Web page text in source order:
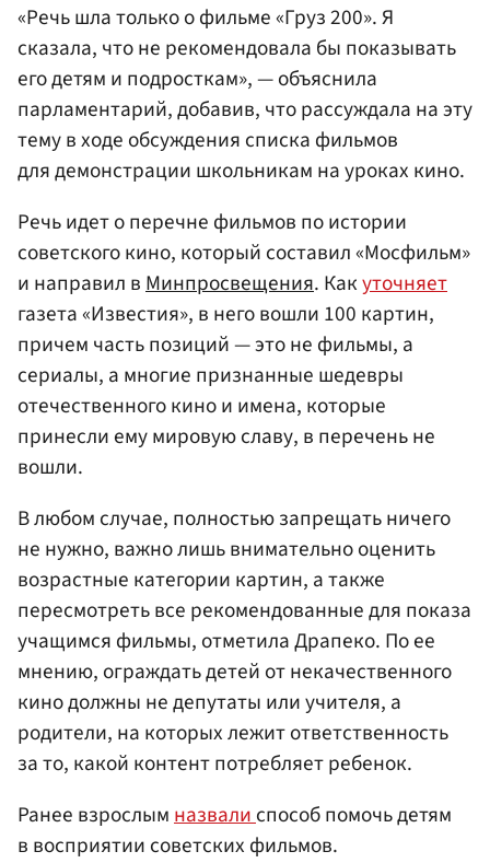
«Речь шла только о фильме «Груз 200». Я
сказала, что не рекомендовала бы показывать
его детям и подросткам», — объяснила
парламентарий, добавив, что рассуждала на эту
тему в ходе обсуждения списка фильмов
для демонстрации школьникам на уроках кино.
Речь идет о перечне фильмов по истории
советского кино, который составил «Мосфильм»
и направил вМинпросвещения. Какуточняет
газета «Известия», в него вошли 100 картин,
причем часть позиций — это не фильмы, а
сериалы, а многие признанные шедевры
отечественного кино и имена, которые
принесли ему мировую славу, в перечень не
вошли.
В любом случае, полностью запрещать ничего
не нужно, важно лишь внимательно оценить
возрастные категории картин, а также
пересмотреть все рекомендованные для показа
учащимся фильмы, отметила Драпеко. По ее
мнению, ограждать детей от некачественного
кино должны не депутаты или учителя, а
родители, на которых лежит ответственность
за то, какой контент потребляет ребенок.
Ранее взрослымназвалиспособ помочь детям
в восприятии советских фильмов.